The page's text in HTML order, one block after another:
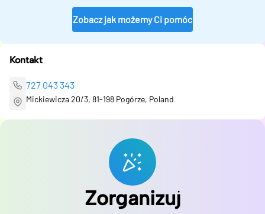
Zobacz jak możemy Ci pomóc
Kontakt
727 043 343
Mickiewicza 20/3, 81-198 Pogórze, Poland
Zorganizuj